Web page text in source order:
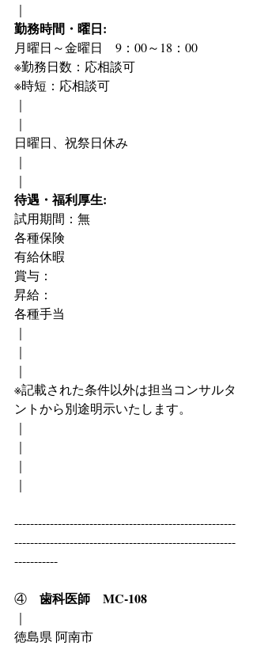
｜
勤務時間・曜日:
月曜日～金曜日　9：00～18：00
※勤務日数：応相談可
※時短：応相談可
｜
｜
日曜日、祝祭日休み
｜
｜
待遇・福利厚生:
試用期間：無
各種保険
有給休暇
賞与：
昇給：
各種手当
｜
｜
｜
※記載された条件以外は担当コンサルタ
ントから別途明示いたします。
｜
｜
｜
｜
--------------------------------------------------------
--------------------------------------------------------
-----------
④ 歯科医師　MC-108
｜
徳島県 阿南市